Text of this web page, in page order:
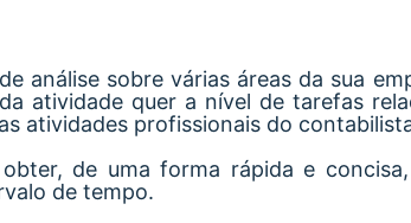
análise sobre várias áreas da sua
atividade quer a nível de tarefas
atividades profissionais do
de uma forma rápida e
de tempo.